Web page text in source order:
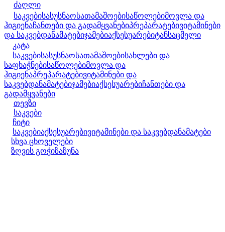
ძაღლი
საკვებისასუსნაოსათამაშოებისაწოლებიმოვლა და
ჰიგიენაჩანთები და გადამყვანებიპრეპარატებივიტამინები
და საკვებდანამატებიჯამებიაქსესუარებიტანსაცმელი
კატა
საკვებისასუსნაოსათამაშოებისახლები და
საფხაჭნებისაწოლებიმოვლა და
ჰიგიენაპრეპარატებივიტამინები და
საკვებდანამატებიჯამებიაქსესუარებიჩანთები და
გადამყვანები
თევზი
საკვები
ჩიტი
საკვებიაქსესუარებივიტამინები და საკვებდანამატები
სხვა ცხოველები
ზღვის გოჭიზაზუნა